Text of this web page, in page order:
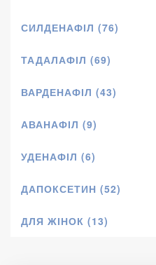
СИЛДЕНАФІЛ (76)
ТАДАЛАФІЛ (69)
ВАРДЕНАФІЛ (43)
АВАНАФІЛ (9)
УДЕНАФІЛ (6)
ДАПОКСЕТИН (52)
ДЛЯ ЖІНОК (13)